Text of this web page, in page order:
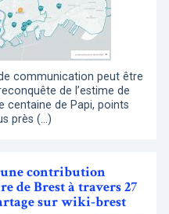
communication peut être
de l’estime de
centaine de Papi, points
près (…)
contribution
de Brest à travers 27
sur wiki-brest